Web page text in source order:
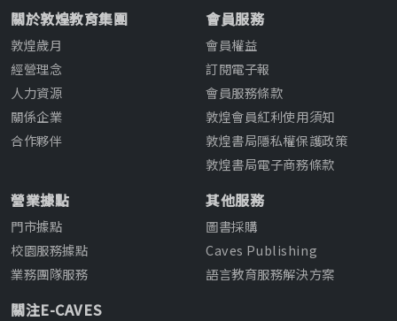
關於敦煌教育集團
敦煌歲月
經營理念
人力資源
關係企業
合作夥伴
會員服務
會員權益
訂閱電子報
會員服務條款
敦煌會員紅利使用須知
敦煌書局隱私權保護政策
敦煌書局電子商務條款
營業據點
門市據點
校園服務據點
業務團隊服務
其他服務
圖書採購
Caves Publishing
語言教育服務解決方案
關注E-CAVES